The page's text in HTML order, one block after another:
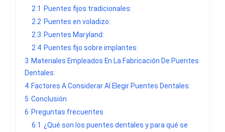
2.1
Puentes fijos tradicionales:
2.2 Puentes en voladizo:
2.3 Puentes Maryland:
2.4 Puentes fijo sobre implantes:
3 Materiales Empleados En La Fabricación De Puentes
Dentales:
4 Factores A Considerar Al Elegir Puentes Dentales:
5 Conclusión
6 Preguntas frecuentes
6.1 ¿Qué son los puentes dentales y para qué se